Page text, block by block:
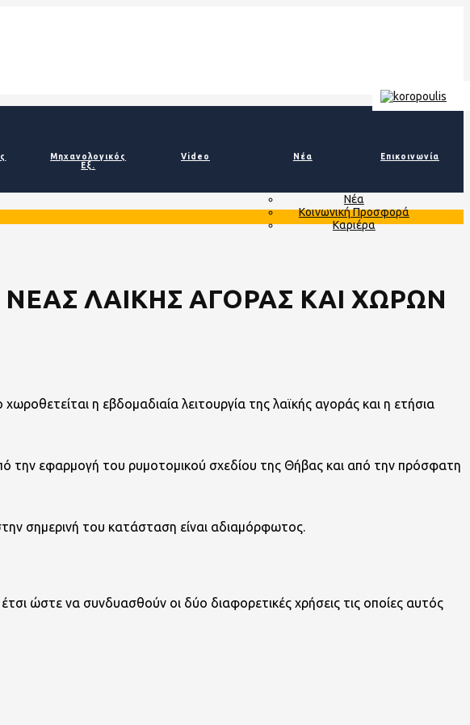
Μηχανολογικός
Εξ.
Video Νέα
Νέα
Κοινωνική Προσφορά
Καριέρα
Επικοινωνία
ΝΕΑΣ ΛΑΙΚΗΣ ΑΓΟΡΑΣ ΚΑΙ ΧΩΡΩΝ
η εβδομαδιαία λειτουργία της λαϊκής αγοράς και η ετήσια
την εφαρμογή του ρυμοτομικού σχεδίου της Θήβας και από την πρόσφατη
σημερινή του κατάσταση είναι αδιαμόρφωτος.
ώστε να συνδυασθούν οι δύο διαφορετικές χρήσεις τις οποίες αυτός